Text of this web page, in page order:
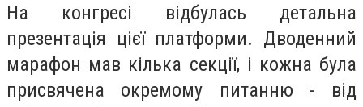
На конгресі відбулась детальна
презентація цієї платформи. Дводенний
марафон мав кілька секції, і кожна була
присвячена окремому питанню - від